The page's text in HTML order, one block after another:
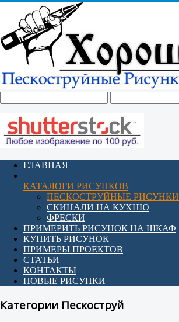
ГЛАВНАЯ
КАТАЛОГИ РИСУНКОВ
ПЕСКОСТРУЙНЫЕ РИСУНКИ
СКИНАЛИ НА КУХНЮ
ФРЕСКИ
ПРИМЕРИТЬ РИСУНОК НА ШКАФ
КУПИТЬ РИСУНОК
ПРИМЕРЫ ПРОЕКТОВ
СТАТЬИ
КОНТАКТЫ
НОВЫЕ РИСУНКИ
Категории Пескоструй